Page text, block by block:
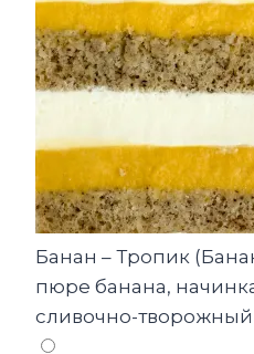
Банан – Тропик
пюре банана,
сливочно-